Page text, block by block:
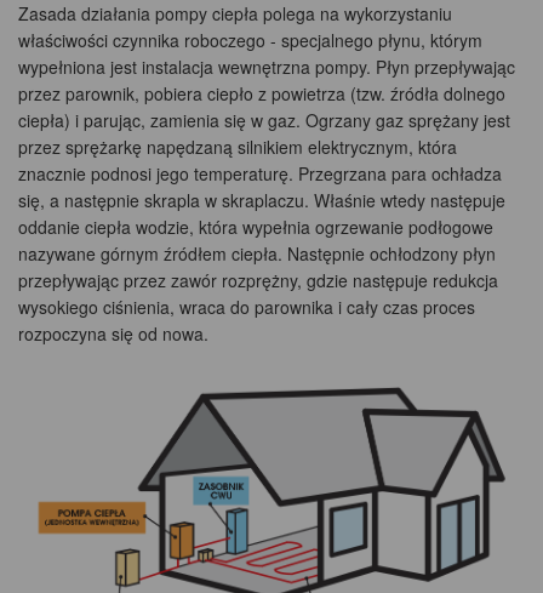
Zasada działania pompy ciepła polega na wykorzystaniu
właściwości czynnika roboczego - specjalnego płynu, którym
wypełniona jest instalacja wewnętrzna pompy. Płyn przepływając
przez parownik, pobiera ciepło z powietrza (tzw. źródła dolnego
ciepła) i parując, zamienia się w gaz. Ogrzany gaz sprężany jest
przez sprężarkę napędzaną silnikiem elektrycznym, która
znacznie podnosi jego temperaturę. Przegrzana para ochładza
się, a następnie skrapla w skraplaczu. Właśnie wtedy następuje
oddanie ciepła wodzie, która wypełnia ogrzewanie podłogowe
nazywane górnym źródłem ciepła. Następnie ochłodzony płyn
przepływając przez zawór rozprężny, gdzie następuje redukcja
wysokiego ciśnienia, wraca do parownika i cały czas proces
rozpoczyna się od nowa.